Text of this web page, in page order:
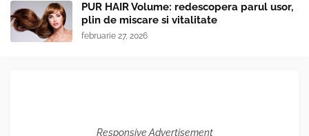
PUR HAIR Volume: redescopera parul usor,
plin de miscare si vitalitate
februarie 27, 2026
Responsive Advertisement